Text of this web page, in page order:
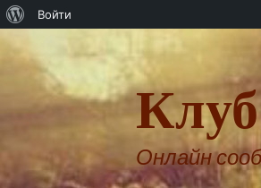
Войти
Онлайн